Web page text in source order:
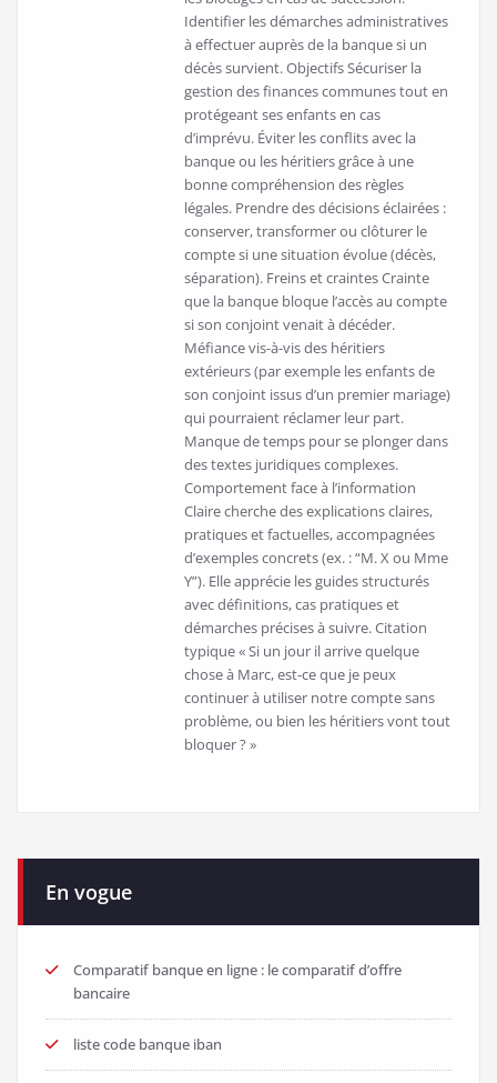
Identifier les démarches administratives
à effectuer auprès de la banque si un
décès survient. Objectifs Sécuriser la
gestion des finances communes tout en
protégeant ses enfants en cas
d’imprévu. Éviter les conflits avec la
banque ou les héritiers grâce à une
bonne compréhension des règles
légales. Prendre des décisions éclairées :
conserver, transformer ou clôturer le
compte si une situation évolue (décès,
séparation). Freins et craintes Crainte
que la banque bloque l’accès au compte
si son conjoint venait à décéder.
Méfiance vis-à-vis des héritiers
extérieurs (par exemple les enfants de
son conjoint issus d’un premier mariage)
qui pourraient réclamer leur part.
Manque de temps pour se plonger dans
des textes juridiques complexes.
Comportement face à l’information
Claire cherche des explications claires,
pratiques et factuelles, accompagnées
d’exemples concrets (ex. : “M. X ou Mme
Y”). Elle apprécie les guides structurés
avec définitions, cas pratiques et
démarches précises à suivre. Citation
typique « Si un jour il arrive quelque
chose à Marc, est-ce que je peux
continuer à utiliser notre compte sans
problème, ou bien les héritiers vont tout
bloquer ? »
En vogue
Comparatif banque en ligne : le comparatif d’offre
bancaire
liste code banque iban